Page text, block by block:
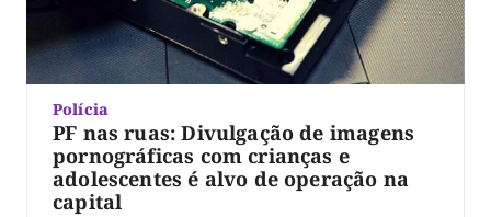
Polícia
PF nas ruas: Divulgação de imagens
pornográficas com crianças e
adolescentes é alvo de operação na
capital